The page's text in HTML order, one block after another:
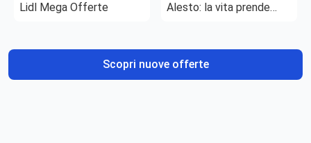
Lidl Mega Offerte
Alesto: la vita prende
Scopri nuove offerte